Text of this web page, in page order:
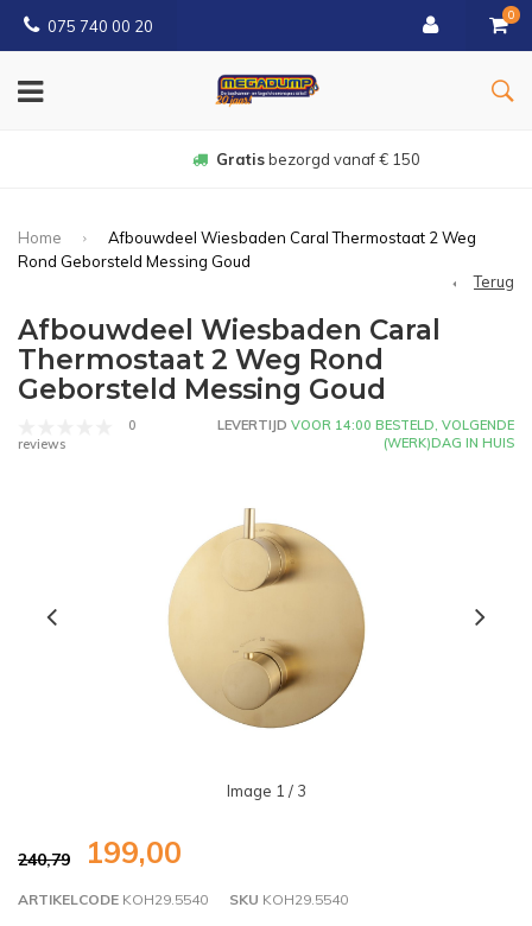
075 740 00 20
0
Gratisbezorgd vanaf € 150
Home
Afbouwdeel Wiesbaden Caral Thermostaat 2 Weg
Rond Geborsteld Messing Goud
Terug
Afbouwdeel Wiesbaden Caral
Thermostaat 2 Weg Rond
Geborsteld Messing Goud
0
reviews
LEVERTIJD VOOR 14:00 BESTELD, VOLGENDE
(WERK)DAG IN HUIS
Image 1 / 3
240,79 199,00
ARTIKELCODE KOH29.5540 SKU KOH29.5540